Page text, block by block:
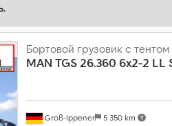
Groß-Ippener 5 350 km
Бортовой грузовик с тентом
MAN TGS 26.360 6x2-2